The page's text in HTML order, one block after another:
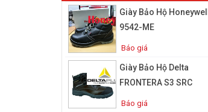
Giày Bảo Hộ Honeywell
9542-ME
Báo giá
Giày Bảo Hộ Delta
FRONTERA S3 SRC
Báo giá